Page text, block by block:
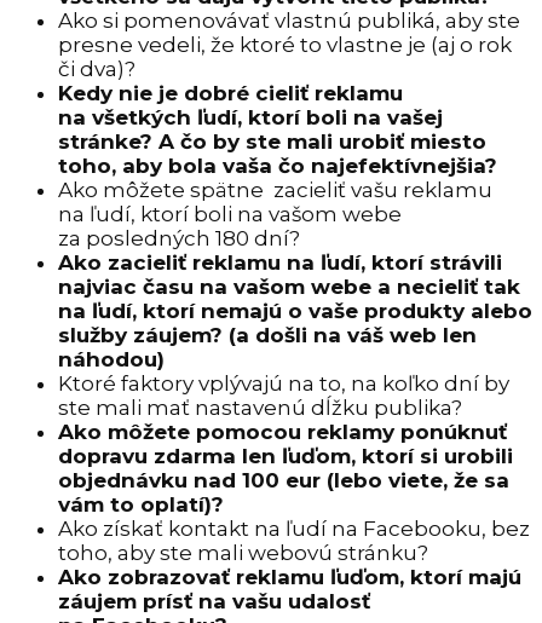
Ako si pomenovávať vlastnú publiká, aby ste
presne vedeli, že ktoré to vlastne je (aj o rok
či dva)?
Kedy nie je dobré cieliť reklamu
na všetkých ľudí, ktorí boli na vašej
stránke? A čo by ste mali urobiť miesto
toho, aby bola vaša čo najefektívnejšia?
Ako môžete spätne zacieliť vašu reklamu
na ľudí, ktorí boli na vašom webe
za posledných 180 dní?
Ako zacieliť reklamu na ľudí, ktorí strávili
najviac času na vašom webe a necieliť tak
na ľudí, ktorí nemajú o vaše produkty alebo
služby záujem? (a došli na váš web len
náhodou)
Ktoré faktory vplývajú na to, na koľko dní by
ste mali mať nastavenú dĺžku publika?
Ako môžete pomocou reklamy ponúknuť
dopravu zdarma len ľuďom, ktorí si urobili
objednávku nad 100 eur (lebo viete, že sa
vám to oplatí)?
Ako získať kontakt na ľudí na Facebooku, bez
toho, aby ste mali webovú stránku?
Ako zobrazovať reklamu ľuďom, ktorí majú
záujem prísť na vašu udalosť